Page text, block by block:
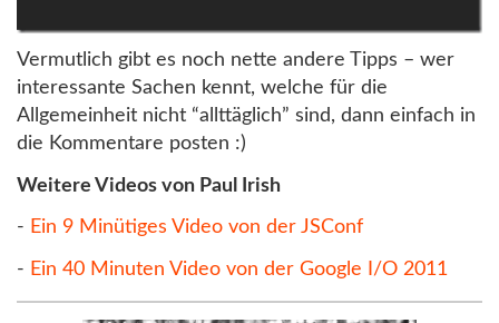
Vermutlich gibt es noch nette andere Tipps – wer
interessante Sachen kennt, welche für die
Allgemeinheit nicht “allttäglich” sind, dann einfach in
die Kommentare posten :)
Weitere Videos von Paul Irish
- Ein 9 Minütiges Video von der JSConf
- Ein 40 Minuten Video von der Google I/O 2011